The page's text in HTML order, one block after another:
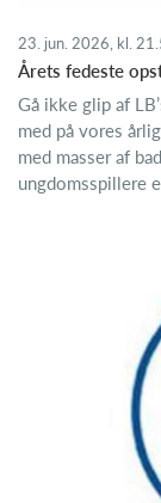
23. jun. 2026, kl.
Årets fedeste
Gå ikke glip af
med på vores
med masser af
ungdomsspillere